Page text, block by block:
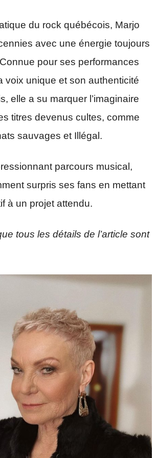
du rock québécois, Marjo
avec une énergie toujours
pour ses performances
voix unique et son authenticité
elle a su marquer l’imaginaire
titres devenus cultes, comme
sauvages et Illégal.
parcours musical,
surpris ses fans en mettant
à un projet attendu.
tous les détails de l’article sont